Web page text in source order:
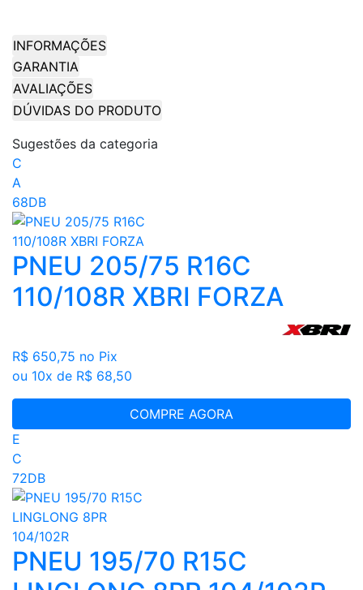
INFORMAÇÕES
GARANTIA
AVALIAÇÕES
DÚVIDAS DO PRODUTO
Sugestões da categoria
C
A
68DB
PNEU 205/75 R16C
110/108R XBRI FORZA
R$ 650,75 no Pix
ou 10x de R$ 68,50
COMPRE AGORA
E
C
72DB
PNEU 195/70 R15C